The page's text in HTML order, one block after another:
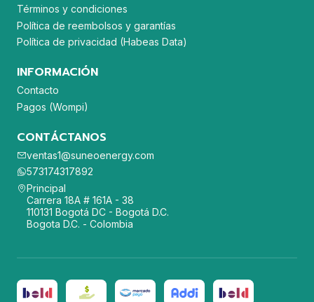
Términos y condiciones
Política de reembolsos y garantías
Política de privacidad (Habeas Data)
INFORMACIÓN
Contacto
Pagos (Wompi)
CONTÁCTANOS
ventas1@suneoenergy.com
573174317892
Principal
Carrera 18A # 161A - 38
110131 Bogotá DC - Bogotá D.C.
Bogota D.C. - Colombia